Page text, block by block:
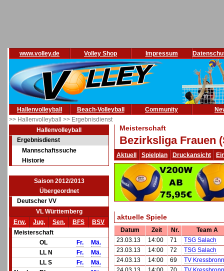
www.volley.de Volley Shop Impressum
Hallenvolleyball Beach-Volleyball Community
>> Hallenvolleyball >> Ergebnisdienst
Hallenvolleyball
Ergebnisdienst
Mannschaftssuche
Historie
Saison 2012/2013
Übergeordnet
Deutscher VV
VL Württemberg
Erw.
Jug. Sen. BFS
BSV
Meisterschaft
OL
Fr.
Mä.
LL N
Fr.
Mä.
LL S
Fr.
Mä.
Meisterschaft
Bezirksliga Frauen
Aktuell Spielplan Druckansicht
aktuelle Spiele
Datum Zeit Nr.
Team A
23.03.13
14:00 71
TSG Salach
23.03.13
14:00 72
TSG Salach
24.03.13
14:00 69
TV Kressbronn